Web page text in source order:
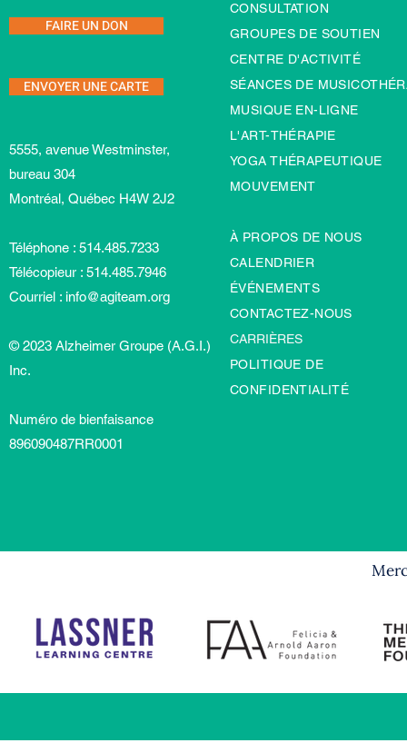
FAIRE UN DON
ENVOYER UNE CARTE
5555, avenue Westminster,
bureau 304
Montréal, Québec H4W 2J2
Téléphone : 514.485.7233
Télécopieur : 514.485.7946
Courriel : info@agiteam.org
© 2023 Alzheimer Groupe (A.G.I.)
Inc.
Numéro de bienfaisance
896090487RR0001
CONSULTATION
GROUPES DE SOUTIEN
CENTRE D'ACTIVITÉ
SÉANCES DE
MUSIQUE EN-LIGNE
L'ART-THÉRAPIE
YOGA THÉRAPEUTIQUE
MOUVEMENT
À PROPOS DE NOUS
CALENDRIER
ÉVÉNEMENTS
CONTACTEZ-NOUS
CARRIÈRES
POLITIQUE DE
CONFIDENTIALITÉ